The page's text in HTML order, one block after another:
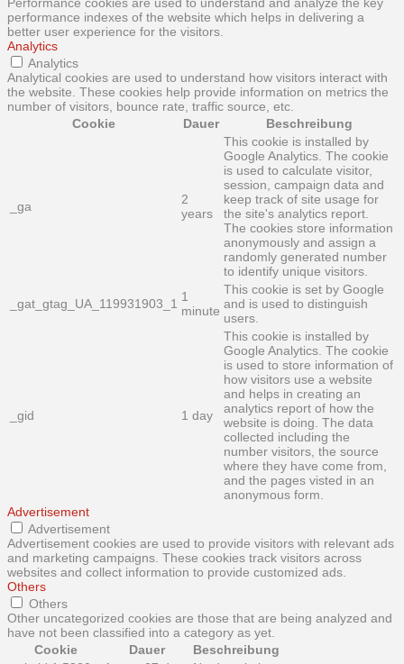
performance indexes of the website which helps in delivering a
better user experience for the visitors.
Analytics
Analytics
Analytical cookies are used to understand how visitors interact with
the website. These cookies help provide information on metrics the
number of visitors, bounce rate, traffic source, etc.
Cookie
Dauer Beschreibung
_ga
2
years
This cookie is installed by
Google Analytics. The cookie
is used to calculate visitor,
session, campaign data and
keep track of site usage for
the site's analytics report.
The cookies store information
anonymously and assign a
randomly generated number
to identify unique visitors.
_gat_gtag_UA_119931903_1 1
minute
This cookie is set by Google
and is used to distinguish
users.
_gid 1 day
This cookie is installed by
Google Analytics. The cookie
is used to store information of
how visitors use a website
and helps in creating an
analytics report of how the
website is doing. The data
collected including the
number visitors, the source
where they have come from,
and the pages visted in an
anonymous form.
Advertisement
Advertisement
Advertisement cookies are used to provide visitors with relevant ads
and marketing campaigns. These cookies track visitors across
websites and collect information to provide customized ads.
Others
Others
Other uncategorized cookies are those that are being analyzed and
have not been classified into a category as yet.
Cookie
Dauer
Beschreibung